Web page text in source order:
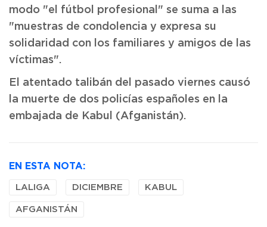
modo "el fútbol profesional" se suma a las
"muestras de condolencia y expresa su
solidaridad con los familiares y amigos de las
víctimas".
El atentado talibán del pasado viernes causó
la muerte de dos policías españoles en la
embajada de Kabul (Afganistán).
EN ESTA NOTA:
LALIGA DICIEMBRE KABUL
AFGANISTÁN